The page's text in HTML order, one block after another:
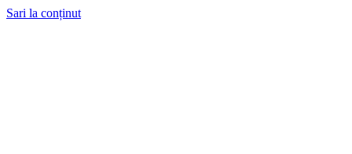
Sari la conținut